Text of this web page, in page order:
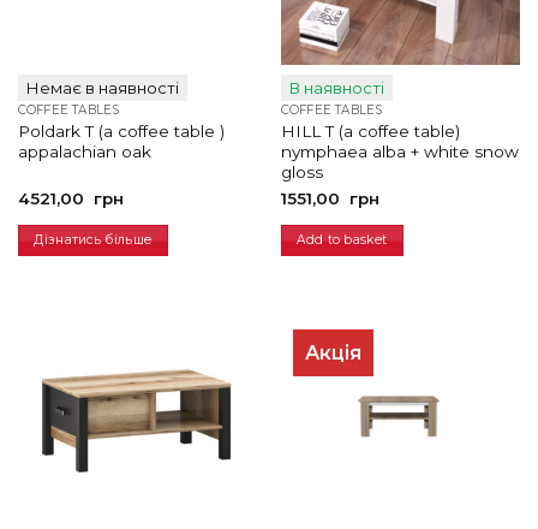
Немає в наявності
COFFEE TABLES
Poldark T (a coffee table )
appalachian oak
4521,00 грн
Дізнатись більше
В наявності
COFFEE TABLES
HILL T (a coffee table)
nymphaea alba + white snow
gloss
1551,00
грн
Add to basket
Акція